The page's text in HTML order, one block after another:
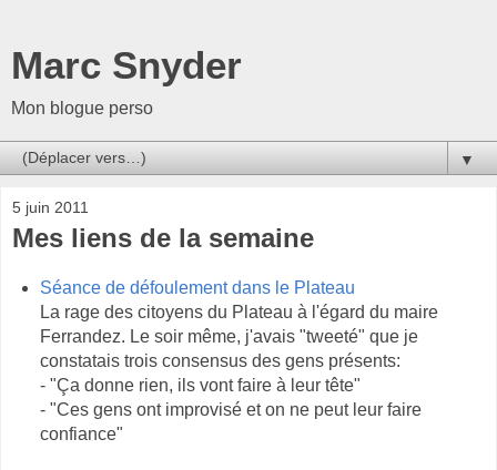
Marc Snyder
Mon blogue perso
▼
5 juin 2011
Mes liens de la semaine
Séance de défoulement dans le Plateau
La rage des citoyens du Plateau à l'égard du maire
Ferrandez. Le soir même, j'avais "tweeté" que je
constatais trois consensus des gens présents:
- "Ça donne rien, ils vont faire à leur tête"
- "Ces gens ont improvisé et on ne peut leur faire
confiance"